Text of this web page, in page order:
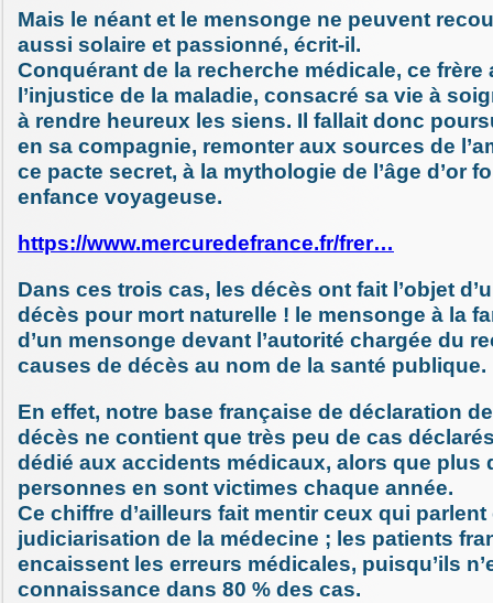
Mais le néant et le mensonge ne peuvent
aussi solaire et passionné, écrit-il.
Conquérant de la recherche médicale, ce frère
l’injustice de la maladie, consacré sa vie à
à rendre heureux les siens. Il fallait donc
en sa compagnie, remonter aux sources de
ce pacte secret, à la mythologie de l’âge d’or
enfance voyageuse.
https://www.mercuredefrance.fr/frer…
Dans ces trois cas, les décès ont fait l’objet
décès pour mort naturelle ! le mensonge à la
d’un mensonge devant l’autorité chargée du
causes de décès au nom de la santé publique.
En effet, notre base française de déclaration
décès ne contient que très peu de cas
dédié aux accidents médicaux, alors que plus
personnes en sont victimes chaque année.
Ce chiffre d’ailleurs fait mentir ceux qui parlent
judiciarisation de la médecine ; les patients
encaissent les erreurs médicales, puisqu’ils
connaissance dans 80 % des cas.